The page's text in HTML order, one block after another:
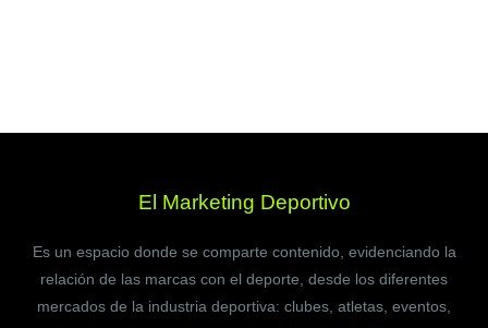
El Marketing Deportivo
Es un espacio donde se comparte contenido, evidenciando la
relación de las marcas con el deporte, desde los diferentes
mercados de la industria deportiva: clubes, atletas, eventos,